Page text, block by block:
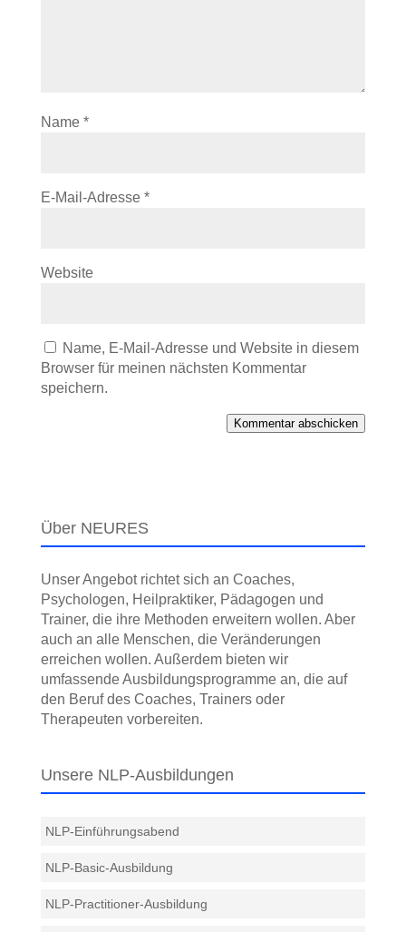
Name *
E-Mail-Adresse *
Website
Name, E-Mail-Adresse und Website in diesem
Browser für meinen nächsten Kommentar
speichern.
Kommentar abschicken
Über NEURES
Unser Angebot richtet sich an Coaches,
Psychologen, Heilpraktiker, Pädagogen und
Trainer, die ihre Methoden erweitern wollen. Aber
auch an alle Menschen, die Veränderungen
erreichen wollen. Außerdem bieten wir
umfassende Ausbildungs­programme an, die auf
den Beruf des Coaches, Trainers oder
Therapeuten vorbereiten.
Unsere NLP-Ausbildungen
NLP-Einführungsabend
NLP-Basic-Ausbildung
NLP-Practitioner-Ausbildung